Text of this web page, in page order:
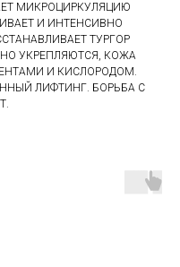
МИКРОЦИРКУЛЯЦИЮ
И ИНТЕНСИВНО
ТУРГОР
УКРЕПЛЯЮТСЯ, КОЖА
И КИСЛОРОДОМ.
ЛИФТИНГ. БОРЬБА С